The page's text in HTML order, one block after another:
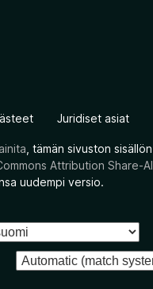
Juridiset asiat
, tämän sivuston
Attribution Share-
uudempi versio.